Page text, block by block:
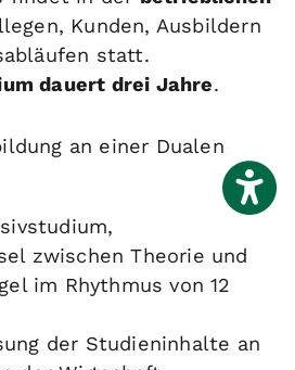
Kunden, Ausbildern
statt.
dauert drei Jahre.
an einer Dualen
zwischen Theorie und
im Rhythmus von 12
der Studieninhalte an